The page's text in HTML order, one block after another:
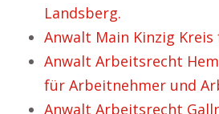
Landsberg.
Anwalt Main Kinzig
Anwalt Arbeitsrecht
für Arbeitnehmer und
Anwalt Arbeitsrecht